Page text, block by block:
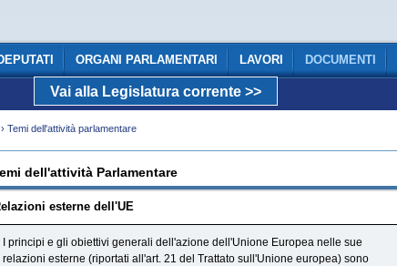
Vai alla Legislatura corrente >>
ORGANI PARLAMENTARI LAVORI DOCUMENTI
COMUNICAZIONE
› Temi dell'attività parlamentare
dell'attività Parlamentare
esterne dell'UE
I principi e gli obiettivi generali dell'azione dell'Unione Europea nelle sue
relazioni esterne (riportati all'art. 21 del Trattato sull'Unione europea) sono